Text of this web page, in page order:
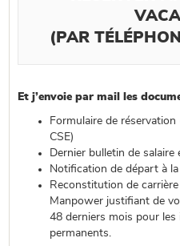
(PAR
Et j’envoie par mail les
Formulaire de
CSE)
Dernier bulletin de salaire
Notification de départ à la
Reconstitution de
Manpower justifiant de
48 derniers mois pour les
permanents.